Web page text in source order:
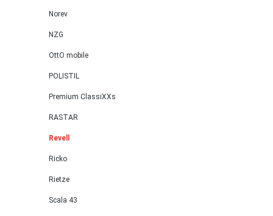
Norev
NZG
OttO mobile
POLISTIL
Premium ClassiXXs
RASTAR
Revell
Ricko
Rietze
Scala 43